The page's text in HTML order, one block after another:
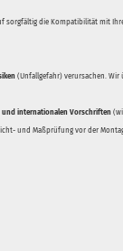
sorgfältig die Kompatibilität mit
(Unfallgefahr) verursachen. Wir
und internationalen Vorschriften
und Maßprüfung vor der